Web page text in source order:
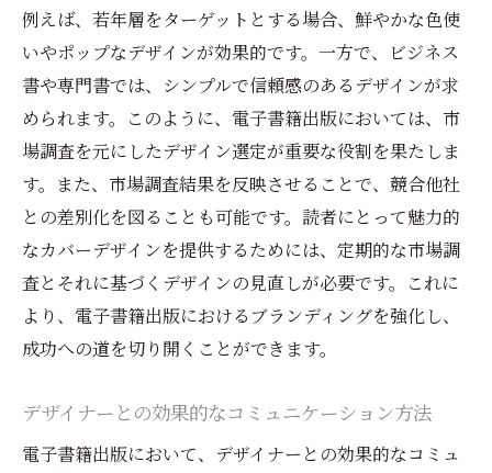
例えば、若年層をターゲットとする場合、鮮やかな色使
いやポップなデザインが効果的です。一方で、ビジネス
書や専門書では、シンプルで信頼感のあるデザインが求
められます。このように、電子書籍出版においては、市
場調査を元にしたデザイン選定が重要な役割を果たしま
す。また、市場調査結果を反映させることで、競合他社
との差別化を図ることも可能です。読者にとって魅力的
なカバーデザインを提供するためには、定期的な市場調
査とそれに基づくデザインの見直しが必要です。これに
より、電子書籍出版におけるブランディングを強化し、
成功への道を切り開くことができます。
デザイナーとの効果的なコミュニケーション方法
電子書籍出版において、デザイナーとの効果的なコミュ